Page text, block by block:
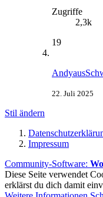
Zugriffe
2,3k
19
22. Juli 2025
Stil ändern
Impressum
Community-Software:
Diese Seite verwendet
erklärst du dich damit